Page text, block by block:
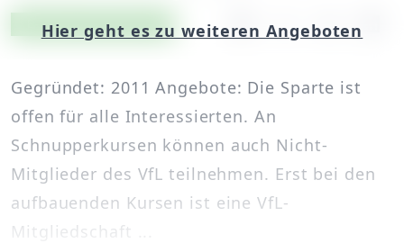
Artikel vorlesen
Exklusiv für Abonnenten
Gegründet: 2011 Angebote: Die Sparte ist
offen für alle Interessierten. An
Schnupperkursen können auch Nicht-
Mitglieder des VfL teilnehmen. Erst bei den
aufbauenden Kursen ist eine VfL-
Mitgliedschaft ...
Hier geht es zu weiteren Angeboten